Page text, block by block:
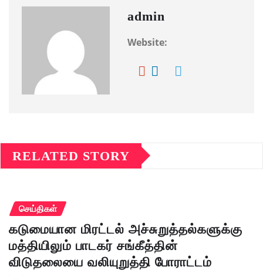
admin
Website:
RELATED STORY
செய்திகள்
கடுமையான மிரட்டல் அச்சுறுத்தல்களுக்கு
மத்தியிலும் பாடகர் சங்கீத்தின்
விடுதலையை வலியுறுத்தி போராட்டம்